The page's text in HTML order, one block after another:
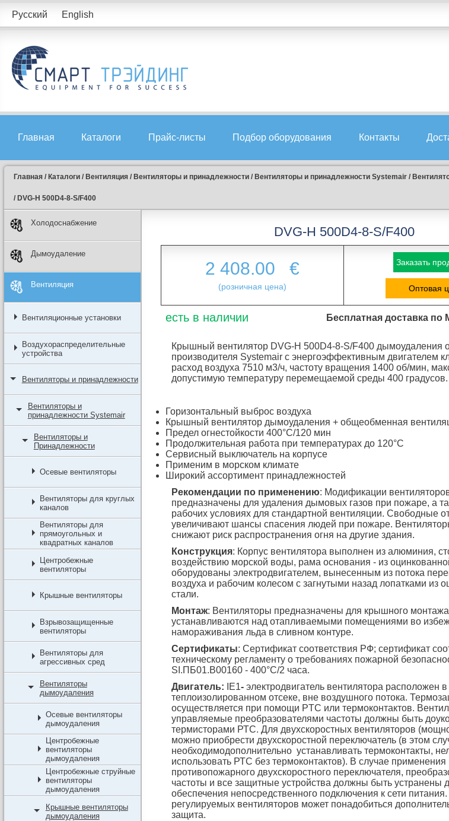
Русский English
Главная Каталоги Прайс-листы Подбор оборудования Контакты
Главная / Каталоги / Вентиляция / Вентиляторы и принадлежности / Вентиляторы и принадлежности Systemair /
/ DVG-H 500D4-8-S/F400
Холодоснабжение
Дымоудаление
Вентиляция
Вентиляционные установки
Воздухораспределительные
устройства
Вентиляторы и принадлежности
Вентиляторы и
принадлежности Systemair
Вентиляторы и
Принадлежности
Осевые вентиляторы
Вентиляторы для круглых
каналов
Вентиляторы для
прямоугольных и
квадратных каналов
Центробежные
вентиляторы
Крышные вентиляторы
Взрывозащищенные
вентиляторы
Вентиляторы для
агрессивных сред
Вентиляторы
дымоудаления
Осевые вентиляторы
дымоудаления
Центробежные
вентиляторы
дымоудаления
Центробежные струйные
вентиляторы
дымоудаления
Крышные вентиляторы
дымоудаления
DVG-H 500D4-8-S/F400
2 408.00 €
(розничная цена)
Заказать
Оптовая
есть в наличии Бесплатная доставка по
Крышный вентилятор DVG-H 500D4-8-S/F400 дымоудаления
производителя Systemair с энергоэффективным двигателем
расход воздуха 7510 м3/ч, частоту вращения 1400 об/мин,
допустимую температуру перемещаемой среды 400 градусов.
Горизонтальный выброс воздуха
Крышный вентилятор дымоудаления + общеобменная
Предел огнестойкости 400°C/120 мин
Продолжительная работа при температурах до 120°C
Сервисный выключатель на корпусе
Применим в морском климате
Широкий ассортимент принадлежностей
Рекомендации по применению: Модификации
предназначены для удаления дымовых газов при пожаре, а
рабочих условиях для стандартной вентиляции. Свободные
увеличивают шансы спасения людей при пожаре.
снижают риск распространения огня на другие здания.
Конструкция: Корпус вентилятора выполнен из алюминия,
воздействию морской воды, рама основания - из
оборудованы электродвигателем, вынесенным из потока
воздуха и рабочим колесом с загнутыми назад лопатками из
стали.
Монтаж: Вентиляторы предназначены для крышного
устанавливаются над отапливаемыми помещениями во
намораживания льда в сливном контуре.
Сертификаты: Сертификат соответствия РФ; сертификат
техническому регламенту о требованиях пожарной
SI.ПБ01.В00160 - 400°С/2 часа.
Двигатель:
IE1-электродвигатель вентилятора расположен
теплоизолированном отсеке, вне воздушного потока.
осуществляется при помощи PTC или термоконтактов.
управляемые преобразователями частоты должны быть
термисторами РТС. Для двухскоростных вентиляторов
можно приобрести двухскоростной переключатель (в этом
необходимодополнительно устанавливать термоконтакты,
использовать РТС без термоконтактов). В случае применения
противопожарного двухскоростного переключателя,
частоты и все защитные устройства должны быть устранены
обеспечения непосредственного подключения к сети
регулируемых вентиляторов может понадобиться
защита.